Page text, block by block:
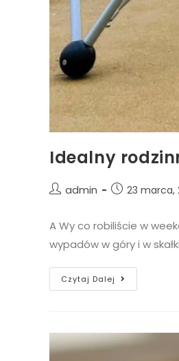
Idealny
admin 23 marca,
A Wy co robiliście w
wypadów w góry i w
Czytaj Dalej